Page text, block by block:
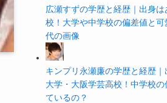
広瀬すずの学歴と経歴｜出身は
校！大学や中学校の偏差値と
代の画像
キンプリ永瀬廉の学歴と経歴
大学・大阪学芸高校！中学校の
ているの？